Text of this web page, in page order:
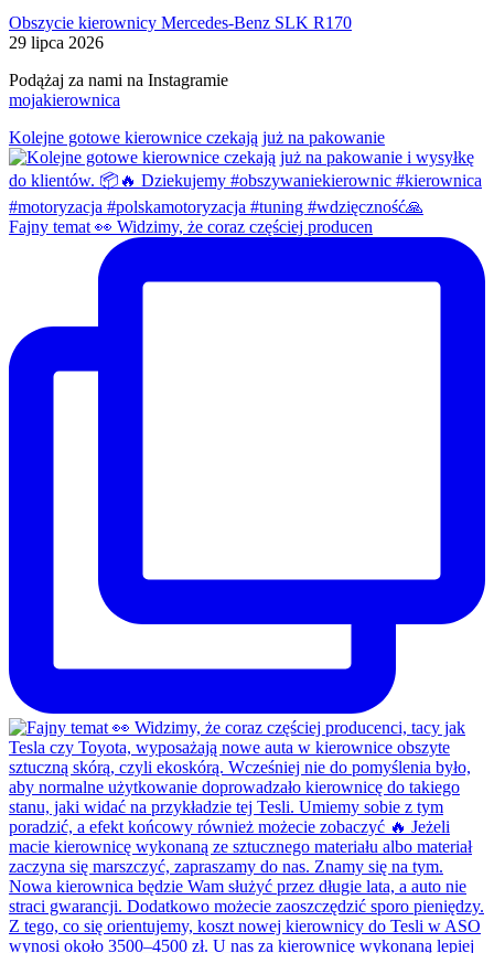
Obszycie kierownicy Mercedes-Benz SLK R170
29 lipca 2026
Podążaj za nami na Instagramie
mojakierownica
Kolejne gotowe kierownice czekają już na pakowanie
Fajny temat 👀 Widzimy, że coraz częściej producen